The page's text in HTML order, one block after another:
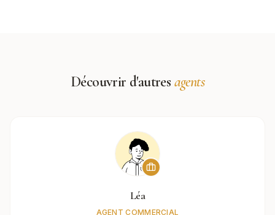
Découvrir d'autres agents
Léa
AGENT COMMERCIAL